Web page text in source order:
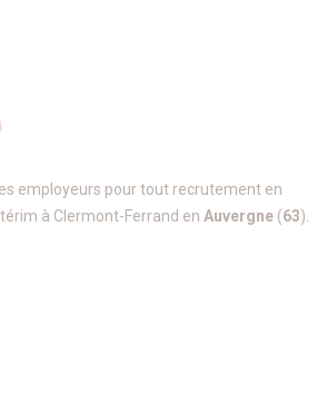
employeurs pour tout recrutement en
à Clermont-Ferrand en Auvergne (63).